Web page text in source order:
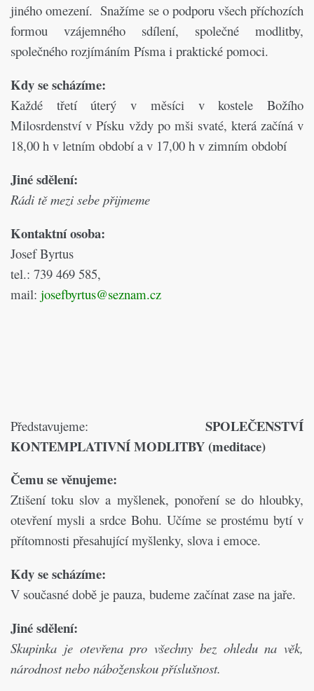
jiného omezení.Snažíme se o podporu všech příchozích
formou vzájemného sdílení, společné modlitby,
společného rozjímáním Písma i praktické pomoci.
Kdy se scházíme:
Každé třetí úterý v měsíci v kostele Božího
Milosrdenství v Písku vždy po mši svaté, která začíná v
18,00 h v letním období a v 17,00 h v zimním období
Jiné sdělení:
Rádi tě mezi sebe přijmeme
Kontaktní osoba:
Josef Byrtus
tel.: 739 469 585,
mail: josefbyrtus@seznam.cz
Představujeme: SPOLEČENSTVÍ
KONTEMPLATIVNÍ MODLITBY (meditace)
Čemu se věnujeme:
Ztišení toku slov a myšlenek, ponoření se do hloubky,
otevření mysli a srdce Bohu. Učíme se prostému bytí v
přítomnosti přesahující myšlenky, slova i emoce.
Kdy se scházíme:
V současné době je pauza, budeme začínat zase na jaře.
Jiné sdělení:
Skupinka je otevřena pro všechny bez ohledu na věk,
národnost nebo náboženskou příslušnost.